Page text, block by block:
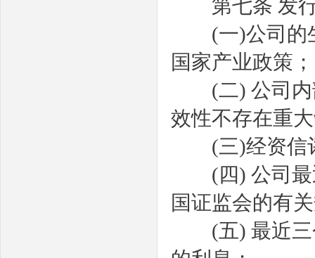
第七条 发
(一)公司的
国家产业政策；
(二) 公司
效性不存在重
(三)经资信
(四) 公司
国证监会的有
(五) 最近